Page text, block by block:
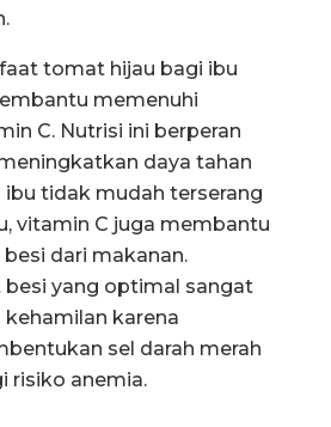
tomat hijau bagi ibu
memenuhi
C. Nutrisi ini berperan
daya tahan
tidak mudah terserang
vitamin C juga membantu
dari makanan.
besi yang optimal sangat
karena
sel darah merah
risiko anemia.